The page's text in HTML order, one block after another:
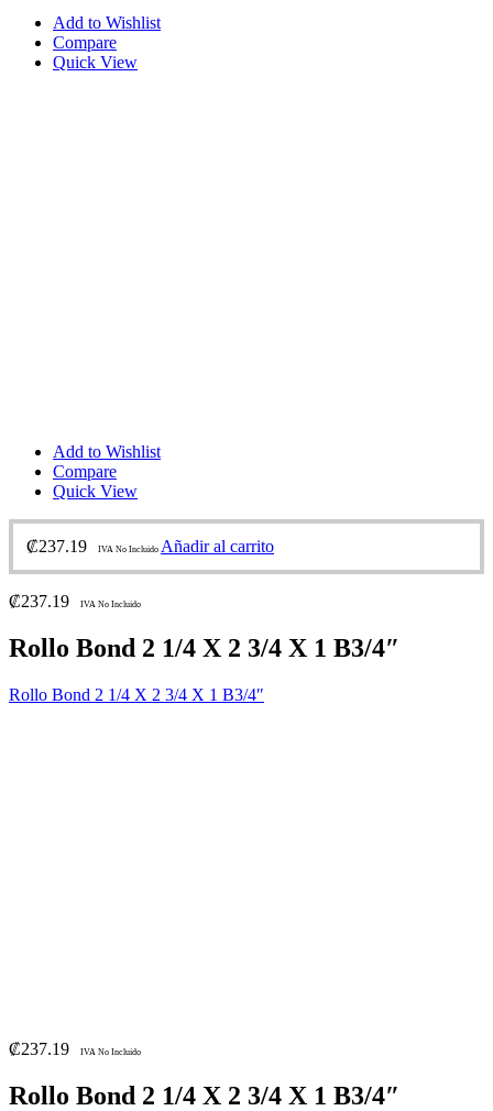
Add to Wishlist
Compare
Quick View
Add to Wishlist
Compare
Quick View
₡237.19 IVA No Incluido Añadir al carrito
₡237.19 IVA No Incluido
Rollo Bond 2 1/4 X 2 3/4 X 1 B3/4″
Rollo Bond 2 1/4 X 2 3/4 X 1 B3/4″
₡237.19 IVA No Incluido
Rollo Bond 2 1/4 X 2 3/4 X 1 B3/4″